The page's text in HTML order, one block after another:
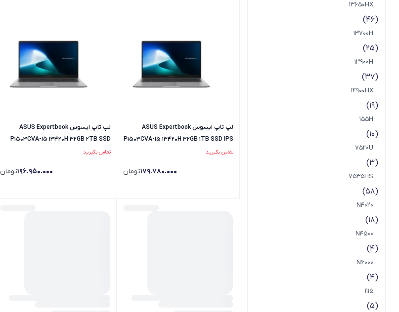
13650HX
(46)
13700H
(25)
13900H
(37)
14900HX
(19)
155H
(10)
7520U
(3)
7535HS
(58)
N4020
(18)
N4500
(4)
N6000
(4)
1115
(5)
لپ تاپ ایسوس ASUS Expertbook
P1503CVA-i5 13420H 32GB 1TB SSD IPS
تماس بگیرید
179.780.000تومان
لپ تاپ ایسوس ASUS Expertbook
P1503CVA-i5 13420H 32GB 2TB SSD
IPS
تماس بگیرید
196.950.000تومان